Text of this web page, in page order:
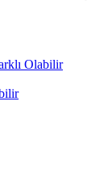
Olabilir